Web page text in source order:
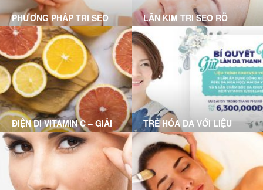
PHƯƠNG PHÁP TRỊ SẸO
RỖ MỤN NÀO PHÙ HỢP
VỚI BẠN?
LĂN KIM TRỊ SẸO RỖ
ĐIỆN DI VITAMIN C – GIẢI
PHÁP CHO LÀN DA HƯ
TỔN
TRẺ HÓA DA VỚI LIỆU
TRÌNH FOREVER YOUNG